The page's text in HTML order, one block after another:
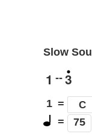
Slow Soul
1 -- 3
1 =
C
=
75